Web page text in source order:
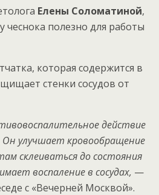
Елены Соломатиной,
чеснока полезно для работы
которая содержится в
стенки сосудов от
действие
Он улучшает кровообращение
склеиваться до состояния
воспаление в сосудах, —
с «Вечерней Москвой».